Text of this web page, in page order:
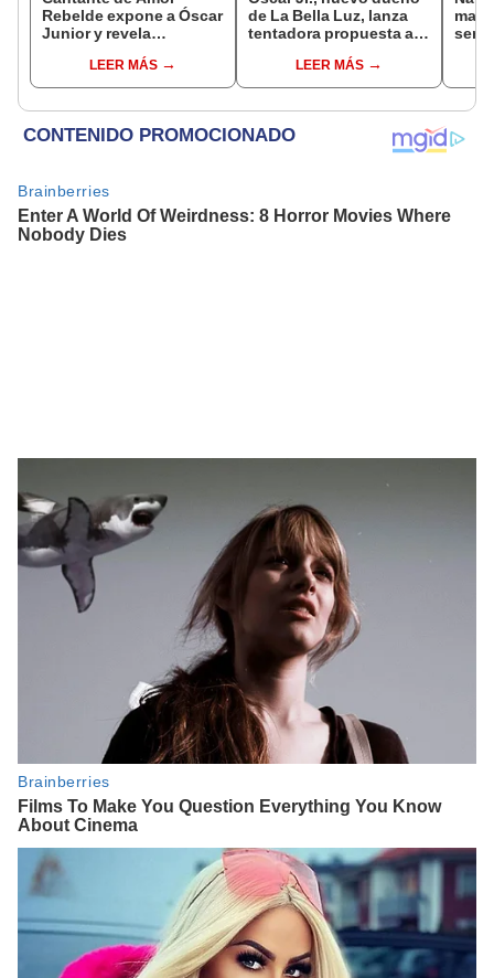
Rebelde expone a Óscar
Junior y revela
tras encuentro con líder
de La Bella Luz: “Corte
LEER MÁS
de La Bella Luz, lanza
tentadora propuesta a
denuncia por
tocamientos: “Va a
LEER MÁS